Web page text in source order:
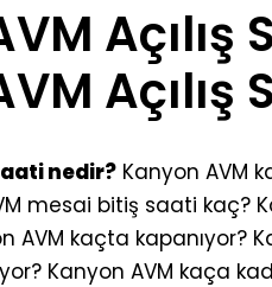
Açılış
nedir?Kanyon AVM
mesai bitiş saati kaç?
AVM kaçta kapanıyor?
Kanyon AVM kaça